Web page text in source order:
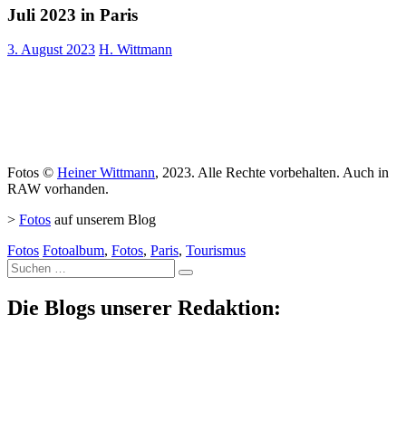
Juli 2023 in Paris
3. August 2023 H. Wittmann
Fotos © Heiner Wittmann, 2023. Alle Rechte vorbehalten. Auch in
RAW vorhanden.
> Fotos auf unserem Blog
Fotos Fotoalbum, Fotos, Paris, Tourismus
Suche
nach:
Die Blogs unserer Redaktion: